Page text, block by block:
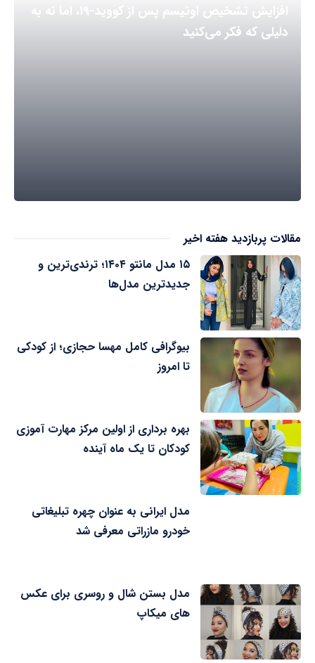
افزایش تشخیص اوتیسم پس از کووید-۱۹، اما نه به
دلیلی که فکر می‌کنید
مقالات پربازدید هفته اخیر
۱۵ مدل مانتو ۱۴۰۴؛ ترندی‌ترین و
جدیدترین مدل‌ها
بیوگرافی کامل مهسا حجازی؛ از کودکی
تا امروز
بهره برداری از اولین مرکز مهارت آموزی
کودکان تا یک ماه آینده
مدل ایرانی به عنوان چهره تبلیغاتی
خودرو مازراتی معرفی شد
مدل بستن شال و روسری برای عکس
های میکاپ